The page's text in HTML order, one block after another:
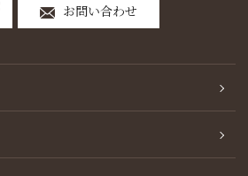
お問い合わせ